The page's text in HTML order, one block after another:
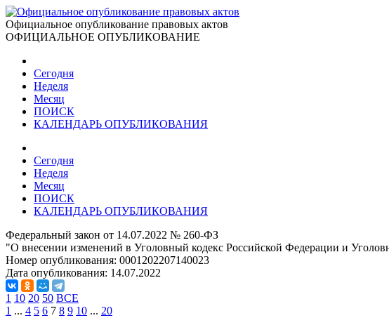
Официальное опубликование правовых актов
ОФИЦИАЛЬНОЕ ОПУБЛИКОВАНИЕ
Сегодня
Неделя
Месяц
ПОИСК
КАЛЕНДАРЬ ОПУБЛИКОВАНИЯ
Сегодня
Неделя
Месяц
ПОИСК
КАЛЕНДАРЬ ОПУБЛИКОВАНИЯ
Федеральный закон от 14.07.2022 № 260-ФЗ
"О внесении изменений в Уголовный кодекс Российской Федерации и
Номер опубликования: 0001202207140023
Дата опубликования: 14.07.2022
1 10 20 50 ВСЕ
1 ... 4 5 6 7 8 9 10 ... 20